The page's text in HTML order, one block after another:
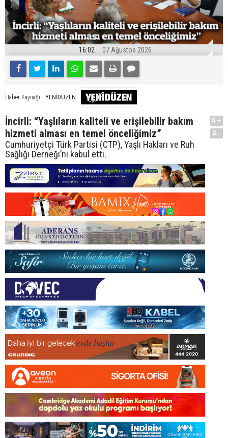
16:02 07 Ağustos 2026
Haber Kaynağı YENİDÜZEN
İncirli: “Yaşlıların kaliteli ve erişilebilir bakım
hizmeti alması en temel önceliğimiz”
Cumhuriyetçi Türk Partisi (CTP), Yaşlı Hakları ve Ruh
Sağlığı Derneği’ni kabul etti.
A+
A-